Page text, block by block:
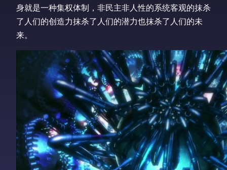
身就是一种集权体制，非民主非人性的系统客观的抹杀
了人们的创造力抹杀了人们的潜力也抹杀了人们的未
来。